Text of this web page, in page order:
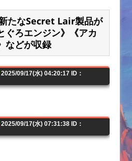
たなSecret Lair製品が
ぐろエンジン》《アカ
などが収録
2025/09/17(水) 04:20:17 ID：
2025/09/17(水) 07:31:38 ID：